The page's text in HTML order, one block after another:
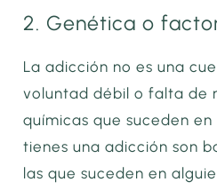
2. Genética o
La adicción no es una
voluntad débil o falta de
químicas que suceden
tienes una adicción son
las que suceden en